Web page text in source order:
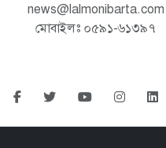
news@lalmonibarta.com
মোবাইলঃ ০৫৯১-৬১৩৯৭